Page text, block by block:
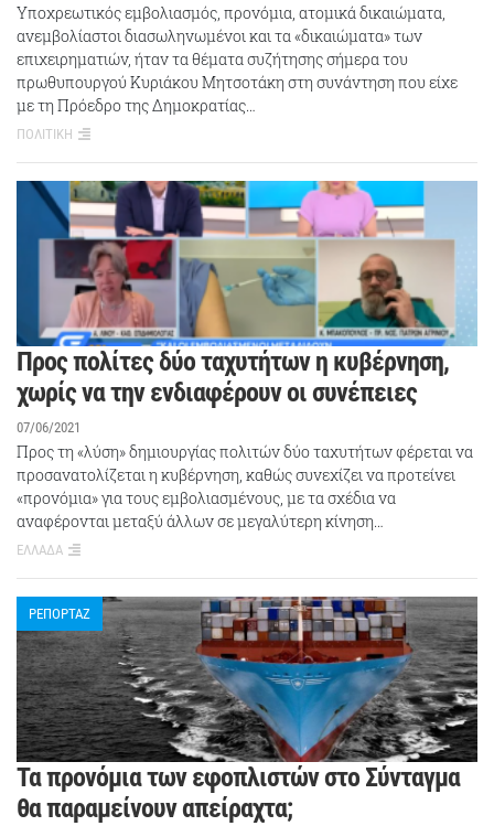
Υποχρεωτικός εμβολιασμός, προνόμια, ατομικά δικαιώματα,
ανεμβολίαστοι διασωληνωμένοι και τα «δικαιώματα» των
επιχειρηματιών, ήταν τα θέματα συζήτησης σήμερα του
πρωθυπουργού Κυριάκου Μητσοτάκη στη συνάντηση που είχε
με τη Πρόεδρο της Δημοκρατίας…
ΠΟΛΙΤΙΚΗ
Προς πολίτες δύο ταχυτήτων η κυβέρνηση,
χωρίς να την ενδιαφέρουν οι συνέπειες
07/06/2021
Προς τη «λύση» δημιουργίας πολιτών δύο ταχυτήτων φέρεται να
προσανατολίζεται η κυβέρνηση, καθώς συνεχίζει να προτείνει
«προνόμια» για τους εμβολιασμένους, με τα σχέδια να
αναφέρονται μεταξύ άλλων σε μεγαλύτερη κίνηση…
ΕΛΛΑΔΑ
ΡΕΠΟΡΤΑΖ
Τα προνόμια των εφοπλιστών στο Σύνταγμα
θα παραμείνουν απείραχτα;